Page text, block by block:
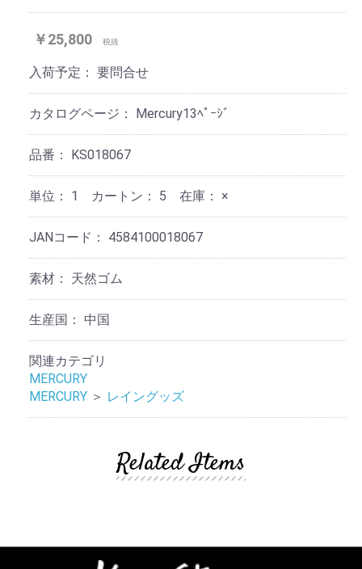
￥25,800 税抜
入荷予定： 要問合せ
カタログページ： Mercury13ﾍﾟｰｼﾞ
品番： KS018067
単位： 1 カートン： 5 在庫： ×
JANコード： 4584100018067
素材： 天然ゴム
生産国： 中国
関連カテゴリ
MERCURY
MERCURY ＞ レイングッズ
Related Items